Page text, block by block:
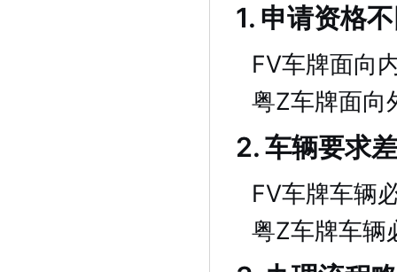
1. 申请资格
FV车牌面向
粤Z车牌面向
2. 车辆要求
FV车牌车辆
粤Z车牌车辆